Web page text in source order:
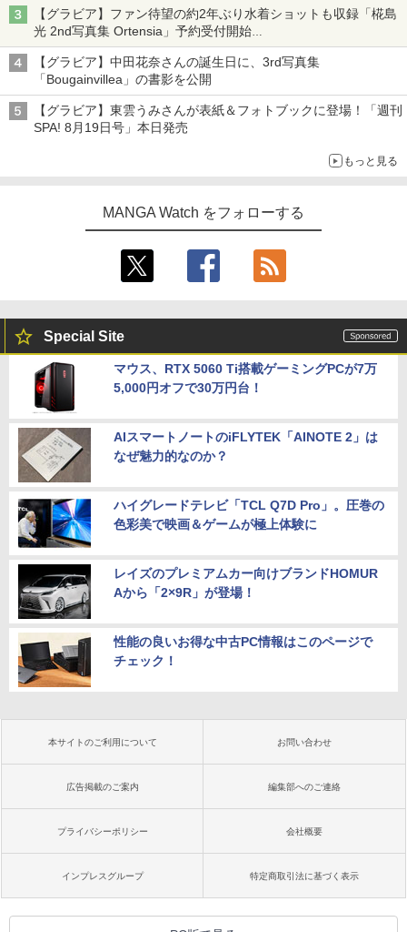
【グラビア】ファン待望の約2年ぶり水着ショットも収録「椛島
光 2nd写真集 Ortensia」予約受付開始
10月30日発売
【グラビア】中田花奈さんの誕生日に、3rd写真集
「Bougainvillea」の書影を公開
【グラビア】東雲うみさんが表紙＆フォトブックに登場！「週刊
SPA! 8月19日号」本日発売
もっと見る
MANGA Watch をフォローする
Special Site
マウス、RTX 5060 Ti搭載ゲーミングPCが7万
5,000円オフで30万円台！
AIスマートノートのiFLYTEK「AINOTE 2」は
なぜ魅力的なのか？
ハイグレードテレビ「TCL Q7D Pro」。圧巻の
色彩美で映画＆ゲームが極上体験に
レイズのプレミアムカー向けブランドHOMUR
Aから「2×9R」が登場！
性能の良いお得な中古PC情報はこのページで
チェック！
本サイトのご利用について お問い合わせ
広告掲載のご案内 編集部へのご連絡
プライバシーポリシー 会社概要
インプレスグループ 特定商取引法に基づく表示